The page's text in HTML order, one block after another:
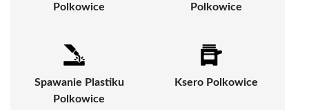
Polkowice
Polkowice
Spawanie Plastiku
Polkowice
Ksero Polkowice